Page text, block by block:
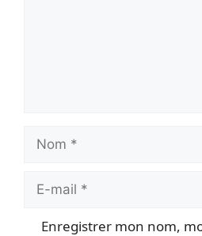
Nom
Enregistrer mon nom,